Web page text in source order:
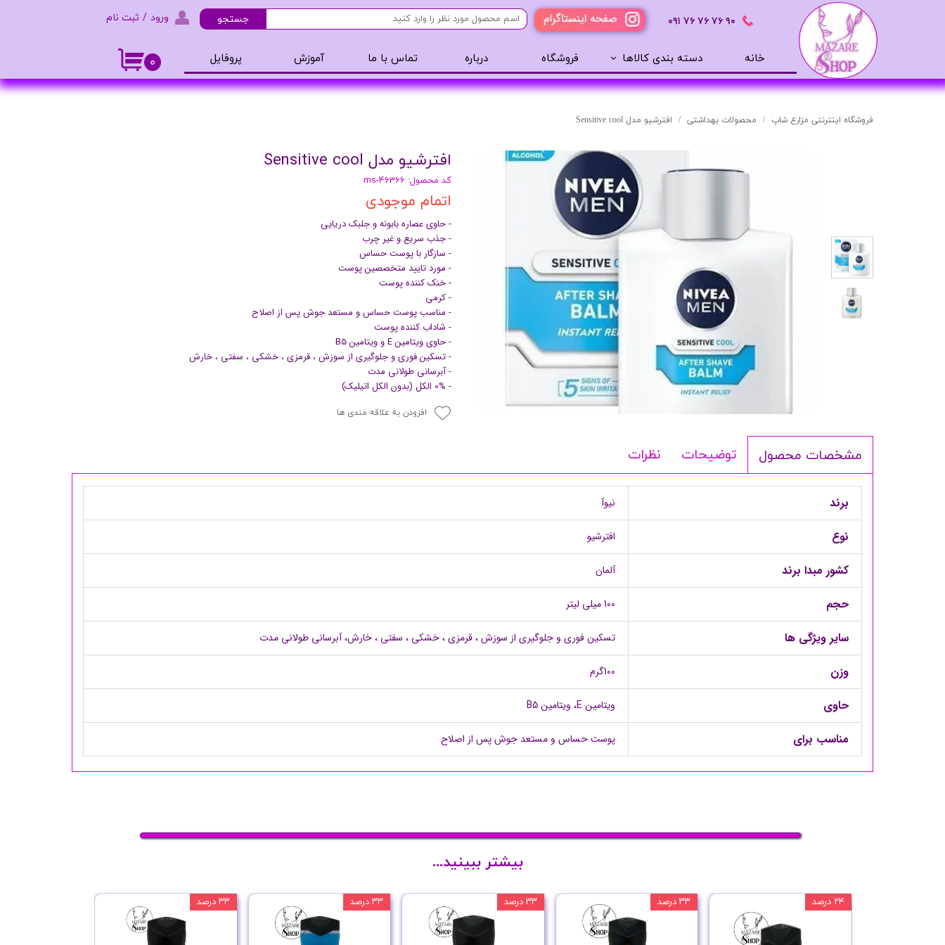
۰
ورود / ثبت نام
تغییر گذر واژه
٩٠ ٧۶ ٧۶ ٧۶ ٠٩١
خانه دسته بندی کالاها
محصولات بهداشتی
ضد آفتاب
ژل شستشوی صورت
دور چشم
سرم های پوستی
ترمیم کننده
لوسیون بدن
اسپری بدن
مام
اصلاح آقایان
شوینده
آرایشی
پنکک
تینت لب
رژ لب
ریمل
کرم پودر
ریمل
خط چشم
سایه چشم
پرایمر
مراقبت مو
روغن مو
ژل مو
سرم مو
کرم مو
حالت دهنده مو
شامپو سر
عطر و ادکلن
مکمل ها
فروشگاه درباره تماس با ما آموزش پروفایل
جستجو
فروشگاه اینترنتی مزارع شاپ محصولات بهداشتی افترشیو مدل Sensitive cool
افترشیو مدل Sensitive cool
کد محصول: ms-46366
اتمام موجودی
- حاوی عصاره بابونه و جلبک دریایی
- جذب سریع و غیر چرب
- سازگار با پوست حساس
- مورد تایید متخصصین پوست
- خنک کننده پوست
- کرمی
- مناسب پوست حساس و مستعد جوش پس از اصلاح
- شاداب کننده پوست
- حاوی ویتامین E و ویتامین B5
- تسکین فوری و جلوگیری از سوزش ، قرمزی ، خشکی ، سفتی ، خارش
- آبرسانی طولانی مدت
- 0% الکل (بدون الکل اتیلیک)
افزودن به علاقه مندی ها
مشخصات محصول توضیحات نظرات
برند نیوآ
نوع افترشیو
کشور مبدا برند آلمان
حجم 100 میلی لیتر
سایر ویژگی ها تسکین فوری و جلوگیری از سوزش ، قرمزی ، خشکی ، سفتی ، خارش، آبرسانی طولانی مدت
وزن 100گرم
حاوی ویتامین E، ویتامین B5
مناسب برای پوست حساس و مستعد جوش پس از اصلاح
۳۳ درصد ۳۳ درصد ۳۳ درصد ۳۳ درصد ۲۴ درصد
بیشتر ببینید...